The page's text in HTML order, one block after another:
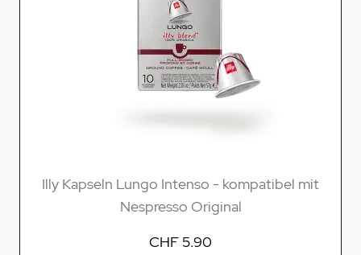
Illy Kapseln Lungo Intenso - kompatibel mit
Nespresso Original
CHF 5.90